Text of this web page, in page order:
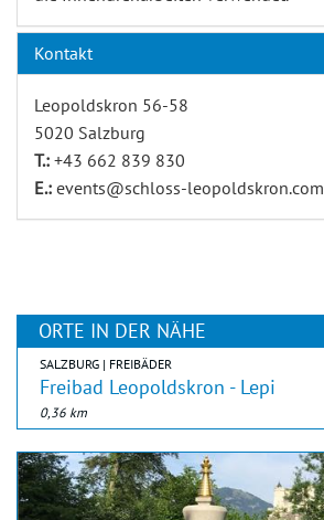
Kontakt
Leopoldskron 56-58
5020 Salzburg
T.: +43 662 839 830
E.: events@schloss-leopoldskron.com
ORTE IN DER NÄHE
SALZBURG | FREIBÄDER
Freibad Leopoldskron - Lepi
0,36 km